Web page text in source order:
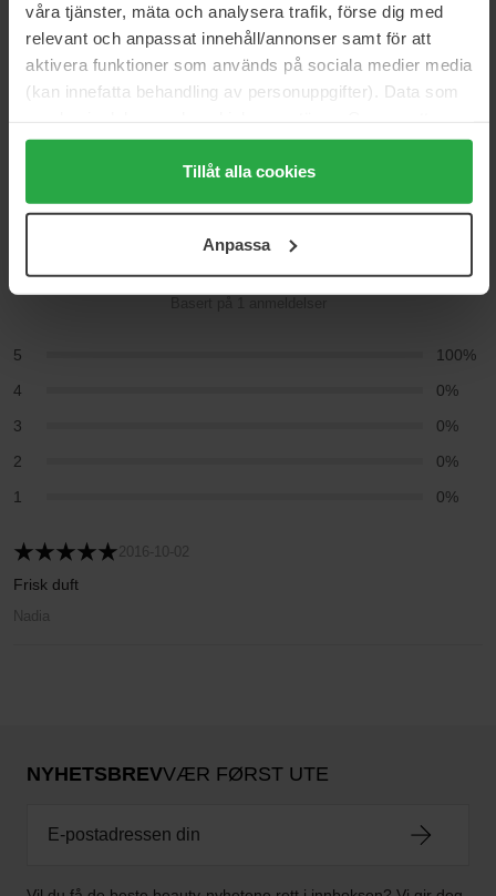
våra tjänster, mäta och analysera trafik, förse dig med
relevant och anpassat innehåll/annonser samt för att
aktivera funktioner som används på sociala medier media
(kan innefatta behandling av personuppgifter). Data som
trycka på "Tillåt alla cookies" accepterar du alla cookies,
medan du under "Detaljer" kan anpassa användningen av
cookies. Du kan när som helst återkalla ditt samtycke.
Tillåt alla cookies
Anpassa
Dameparfyme
Romance
Anmeldelser (1)Spørsmål og svar (0)
5
5
100%
4
0%
3
0%
2
0%
1
0%
2016-10-02
Frisk duft
Nadia
NYHETSBREVVÆR FØRST UTE